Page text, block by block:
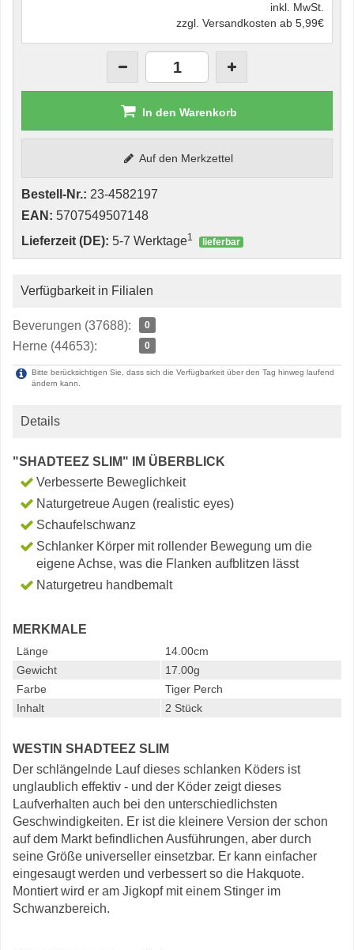
inkl. MwSt.
zzgl. Versandkosten ab 5,99€
In den Warenkorb
Auf den Merkzettel
Bestell-Nr.: 23-4582197
EAN: 5707549507148
Lieferzeit (DE): 5-7 Werktage1 lieferbar
Verfügbarkeit in Filialen
Beverungen (37688): 0
Herne (44653): 0
Bitte berücksichtigen Sie, dass sich die Verfügbarkeit über den Tag hinweg laufend
ändern kann.
Details
"SHADTEEZ SLIM" IM ÜBERBLICK
Verbesserte Beweglichkeit
Naturgetreue Augen (realistic eyes)
Schaufelschwanz
Schlanker Körper mit rollender Bewegung um die
eigene Achse, was die Flanken aufblitzen lässt
Naturgetreu handbemalt
MERKMALE
Länge
14.00cm
Gewicht
17.00g
Farbe
Tiger Perch
Inhalt
2 Stück
WESTIN SHADTEEZ SLIM
Der schlängelnde Lauf dieses schlanken Köders ist
unglaublich effektiv - und der Köder zeigt dieses
Laufverhalten auch bei den unterschiedlichsten
Geschwindigkeiten. Er ist die kleinere Version der schon
auf dem Markt befindlichen Ausführungen, aber durch
seine Größe universeller einsetzbar. Er kann einfacher
eingesaugt werden und verbessert so die Hakquote.
Montiert wird er am Jigkopf mit einem Stinger im
Schwanzbereich.